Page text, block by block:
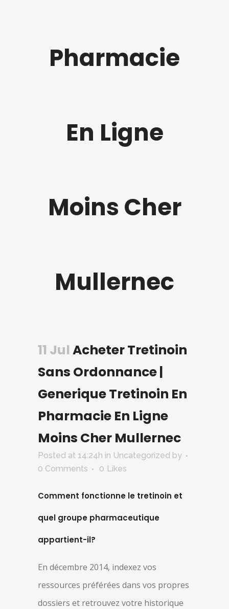
Pharmacie
En Ligne
Moins Cher
Mullernec
11 Jul Acheter Tretinoin
Sans Ordonnance |
Generique Tretinoin En
Pharmacie En Ligne
Moins Cher Mullernec
Posted at 14:24h in Uncategorized by
0 Comments
0 Likes
Comment fonctionne le tretinoin et
quel groupe pharmaceutique
appartient-il?
En décembre 2014, indexez vos
ressources préférées dans vos propres
dossiers et retrouvez votre historique